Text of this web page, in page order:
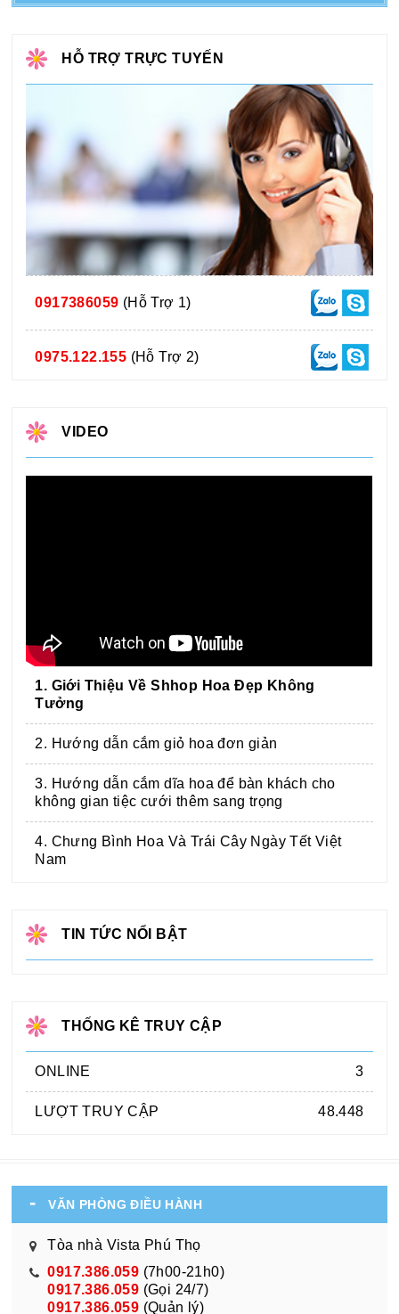
HỖ TRỢ TRỰC TUYẾN
0917386059 (Hỗ Trợ 1)
0975.122.155 (Hỗ Trợ 2)
VIDEO
1. Giới Thiệu Về Shhop Hoa Đẹp Không
Tưởng
2. Hướng dẫn cắm giỏ hoa đơn giản
3. Hướng dẫn cắm dĩa hoa để bàn khách cho
không gian tiệc cưới thêm sang trọng
4. Chưng Bình Hoa Và Trái Cây Ngày Tết Việt
Nam
TIN TỨC NỔI BẬT
THỐNG KÊ TRUY CẬP
ONLINE 3
LƯỢT TRUY CẬP 48.448
VĂN PHÒNG ĐIỀU HÀNH
Tòa nhà Vista Phú Thọ
0917.386.059 (7h00-21h0)
0917.386.059 (Gọi 24/7)
0917.386.059 (Quản lý)